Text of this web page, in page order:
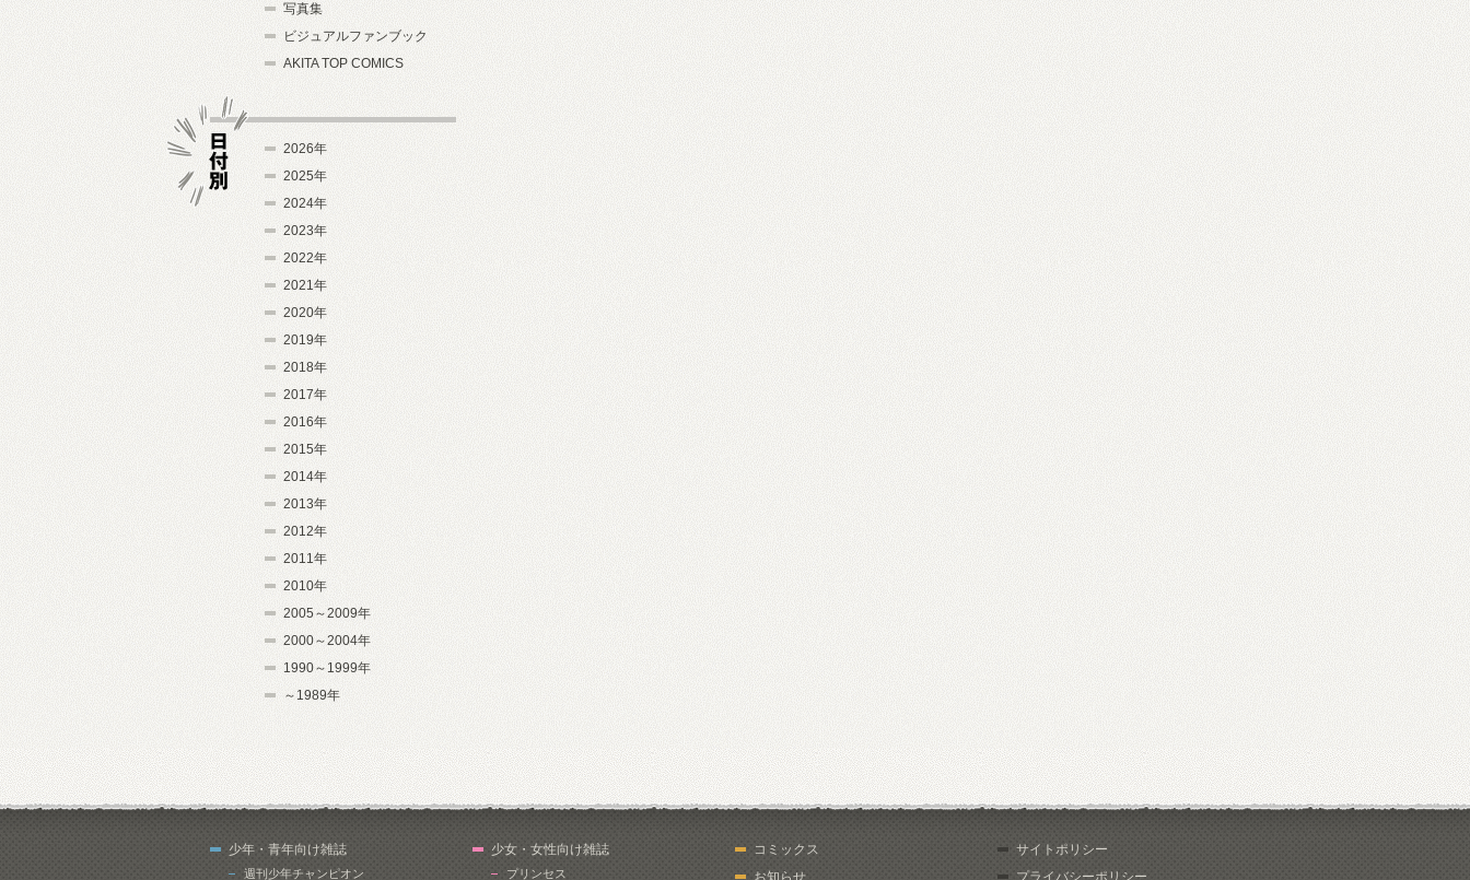
写真集
ビジュアルファンブック
AKITA TOP COMICS
2026年
2025年
2024年
2023年
2022年
2021年
2020年
2019年
2018年
2017年
2016年
2015年
2014年
2013年
2012年
2011年
2010年
2005～2009年
2000～2004年
1990～1999年
～1989年
少年・青年向け雑誌
週刊少年チャンピオン
少女・女性向け雑誌
プリンセス
コミックス
お知らせ
サイトポリシー
プライバシーポリシー